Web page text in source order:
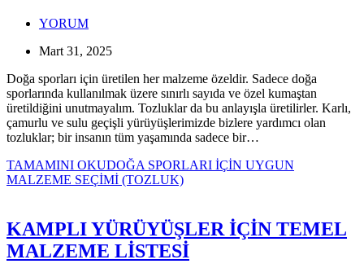
YORUM
Mart 31, 2025
Doğa sporları için üretilen her malzeme özeldir. Sadece doğa
sporlarında kullanılmak üzere sınırlı sayıda ve özel kumaştan
üretildiğini unutmayalım. Tozluklar da bu anlayışla üretilirler. Karlı,
çamurlu ve sulu geçişli yürüyüşlerimizde bizlere yardımcı olan
tozluklar; bir insanın tüm yaşamında sadece bir…
TAMAMINI OKUDOĞA SPORLARI İÇİN UYGUN
MALZEME SEÇİMİ (TOZLUK)
KAMPLI YÜRÜYÜŞLER İÇİN TEMEL
MALZEME LİSTESİ